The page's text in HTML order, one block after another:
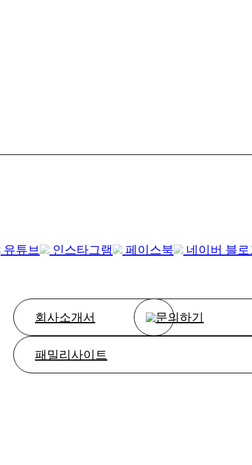
유튜브 인스타그램 페이스북 네이버 블
회사소개서 문의하기
패밀리사이트